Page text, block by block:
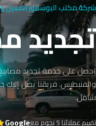
شركة مكتب البوسفور لغسيل
تجديد
احصل على خدمة تجديد
شامل.
تقييم عملائنا 5 نجوم مع Google